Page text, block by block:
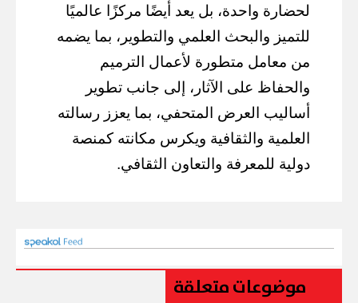
لحضارة واحدة، بل يعد أيضًا مركزًا عالميًا
للتميز والبحث العلمي والتطوير، بما يضمه
من معامل متطورة لأعمال الترميم
والحفاظ على الآثار، إلى جانب تطوير
أساليب العرض المتحفي، بما يعزز رسالته
العلمية والثقافية ويكرس مكانته كمنصة
دولية للمعرفة والتعاون الثقافي.
موضوعات متعلقة